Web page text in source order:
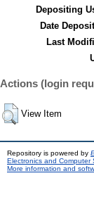
Depositing
Date
Last
Actions (login
View Item
Repository is powered by
Electronics and Computer
More information and